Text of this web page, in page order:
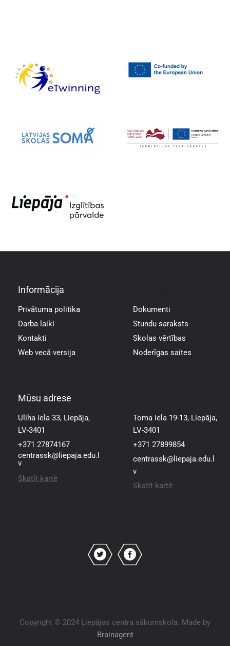
Informācija
Privātuma politika
Darba laiki
Kontakti
Web vecā versija
Dokumenti
Stundu saraksts
Skolas vērtības
Noderīgas saites
Mūsu adrese
Uliha iela 33, Liepāja,
LV-3401
+371 27874167
centrassk@liepaja.edu.l
v
Skatīt kartē
Toma iela 19-13, Liepāja,
LV-3401
+371 27899854
centrassk@liepaja.edu.l
v
Skatīt kartē
Copyright © 2024 Liepājas centra sākumskola. Made by
Brainagent